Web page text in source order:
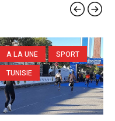
A LA UNE
SPORT
TUNISIE